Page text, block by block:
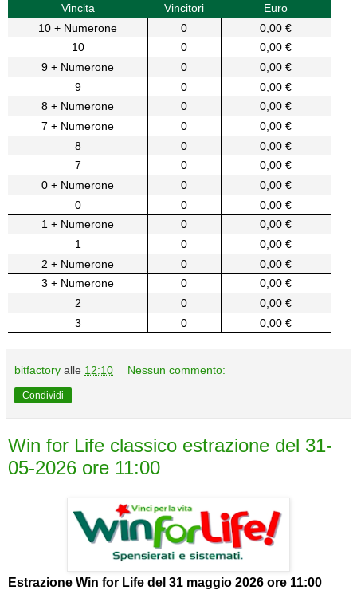
Vincita Vincitori
Euro
10 + Numerone
0
0,00 €
10
0
0,00 €
9 + Numerone
0
0,00 €
9
0
0,00 €
8 + Numerone
0
0,00 €
7 + Numerone
0
0,00 €
8
0
0,00 €
7
0
0,00 €
0 + Numerone
0
0,00 €
0
0
0,00 €
1 + Numerone
0
0,00 €
1
0
0,00 €
2 + Numerone
0
0,00 €
3 + Numerone
0
0,00 €
2
0
0,00 €
3
0 0,00 €
bitfactory alle 12:10 Nessun commento:
Condividi
Win for Life classico estrazione del 31-
05-2026 ore 11:00
Estrazione Win for Life del 31 maggio 2026 ore 11:00